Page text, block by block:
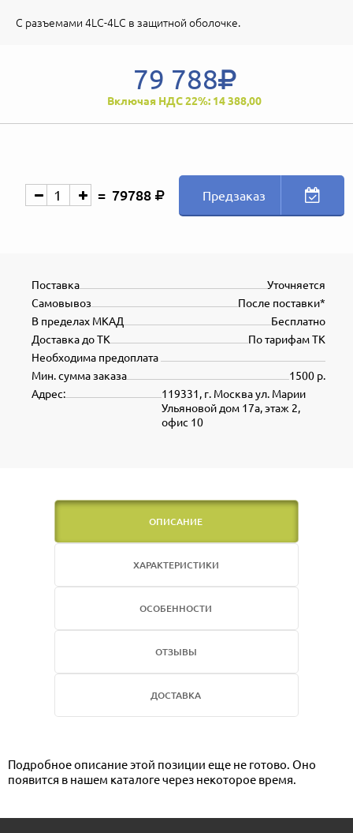
С разъемами 4LC-4LC в защитной оболочке.
79 788
Включая НДС 22%: 14 388,00
79788 Предзаказ
Уточняется
Поставка
После поставки*
Самовывоз
Бесплатно
В пределах МКАД
По тарифам ТК
Доставка до ТК
Необходима предоплата
1500 р.
Мин. сумма заказа
119331, г. Москва ул. Марии
Ульяновой дом 17а, этаж 2,
офис 10
Адрес:
ОПИСАНИЕ
ХАРАКТЕРИСТИКИ
ОСОБЕННОСТИ
ОТЗЫВЫ
ДОСТАВКА
Подробное описание этой позиции еще не готово. Оно
появится в нашем каталоге через некоторое время.